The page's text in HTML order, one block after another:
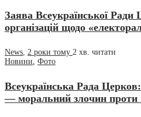
Заява Всеукраїнської Ради
організацій щодо
News, 2 роки тому 2 хв. читати
Новини, Фото
Всеукраїнська Рада
— моральний злочин проти